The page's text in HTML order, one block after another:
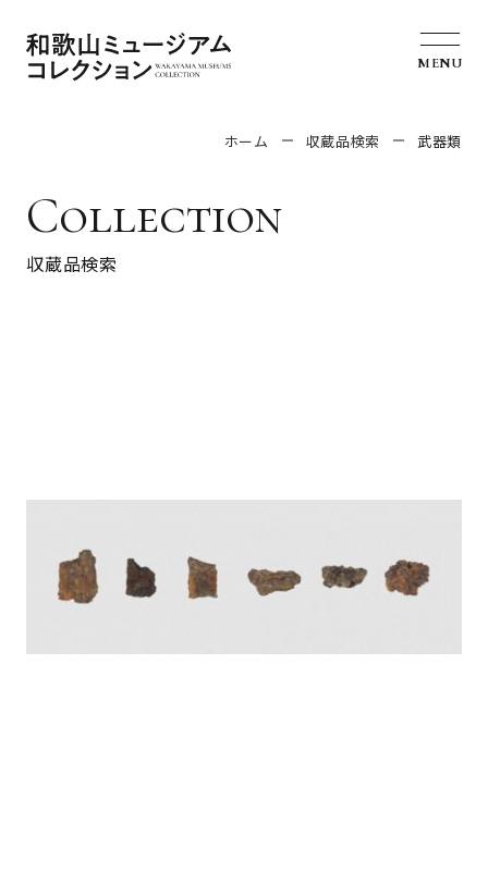
MENU
ホーム 収蔵品検索 武器類
Collection
収蔵品検索